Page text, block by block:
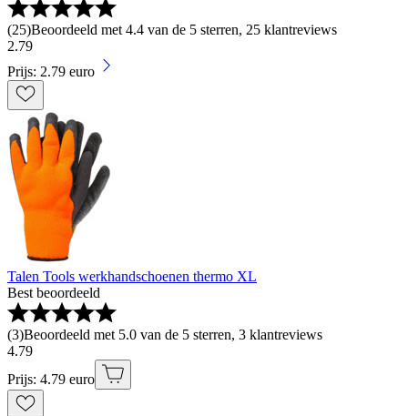
(25)Beoordeeld met 4.4 van de 5 sterren, 25 klantreviews
2.79
Prijs: 2.79 euro
Talen Tools werkhandschoenen thermo XL
Best beoordeeld
(3)Beoordeeld met 5.0 van de 5 sterren, 3 klantreviews
4.79
Prijs: 4.79 euro